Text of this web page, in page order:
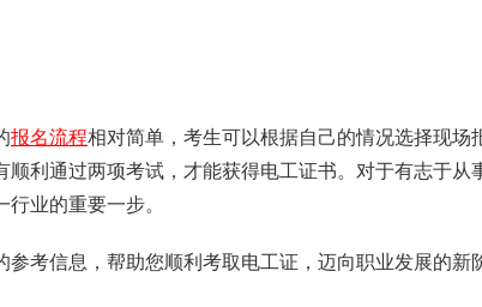
报名流程相对简单，考生可以根据自己的情况选择现
顺利通过两项考试，才能获得电工证书。对于有志于
业的重要一步。
考信息，帮助您顺利考取电工证，迈向职业发展的新